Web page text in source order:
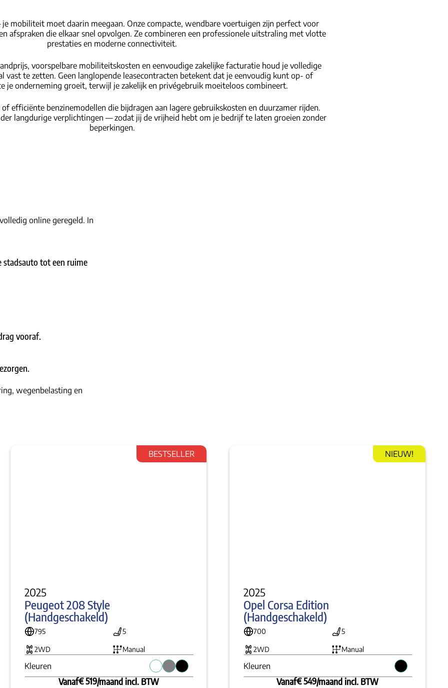
mobiliteit moet daarin meegaan. Onze compacte, wendbare voertuigen zijn perfect voor
afspraken die elkaar snel opvolgen. Ze combineren een professionele uitstraling met vlotte
prestaties en moderne connectiviteit.
voorspelbare mobiliteitskosten en eenvoudige zakelijke facturatie houd je volledige
vast te zetten. Geen langlopende leasecontracten betekent dat je eenvoudig kunt op- of
je onderneming groeit, terwijl je zakelijk en privégebruik moeiteloos combineert.
efficiënte benzinemodellen die bijdragen aan lagere gebruikskosten en duurzamer rijden.
langdurige verplichtingen — zodat jij de vrijheid hebt om je bedrijf te laten groeien zonder
beperkingen.
online geregeld. In
stadsauto tot een ruime
vooraf.
wegenbelasting en
BESTSELLER
2025
Peugeot 208 Style
(Handgeschakeld)
795 5
2WD Manual
Kleuren
Vanaf€ 519/maand incl. BTW
NIEUW!
2025
Opel Corsa Edition
(Handgeschakeld)
700 5
2WD Manual
Kleuren
Vanaf€ 549/maand incl. BTW